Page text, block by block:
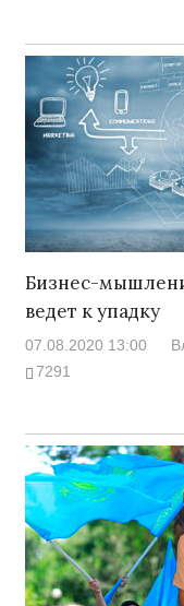
Бизнес-
ведет к упадку
07.08.2020 13:00
7291